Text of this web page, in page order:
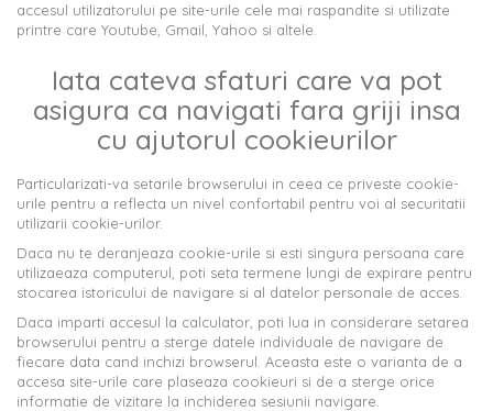
accesul utilizatorului pe site-urile cele mai raspandite si utilizate
printre care Youtube, Gmail, Yahoo si altele.
Iata cateva sfaturi care va pot
asigura ca navigati fara griji insa
cu ajutorul cookieurilor
Particularizati-va setarile browserului in ceea ce priveste cookie-
urile pentru a reflecta un nivel confortabil pentru voi al securitatii
utilizarii cookie-urilor.
Daca nu te deranjeaza cookie-urile si esti singura persoana care
utilizaeaza computerul, poti seta termene lungi de expirare pentru
stocarea istoricului de navigare si al datelor personale de acces.
Daca imparti accesul la calculator, poti lua in considerare setarea
browserului pentru a sterge datele individuale de navigare de
fiecare data cand inchizi browserul. Aceasta este o varianta de a
accesa site-urile care plaseaza cookieuri si de a sterge orice
informatie de vizitare la inchiderea sesiunii navigare.